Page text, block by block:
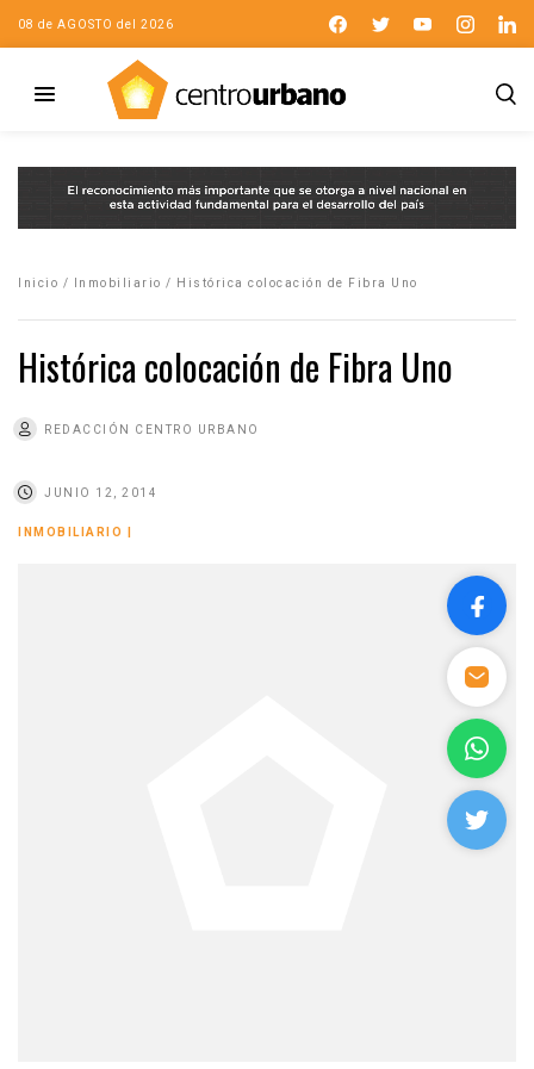
08 de AGOSTO del 2026
Inicio / Inmobiliario / Histórica colocación de Fibra Uno
Histórica colocación de Fibra Uno
REDACCIÓN CENTRO URBANO
JUNIO 12, 2014
INMOBILIARIO